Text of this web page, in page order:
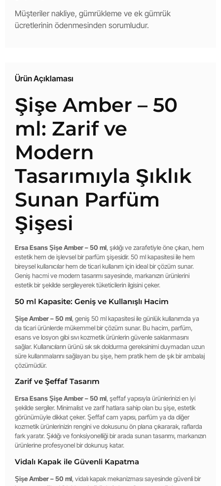
Müşteriler nakliye, gümrükleme ve ek gümrük
ücretlerinin ödenmesinden sorumludur.
Ürün Açıklaması
Şişe Amber – 50
ml: Zarif ve
Modern
Tasarımıyla Şıklık
Sunan Parfüm
Şişesi
Ersa Esans Şişe Amber – 50 ml, şıklığı ve zarafetiyle öne çıkan, hem
estetik hem de işlevsel bir parfüm şişesidir. 50 ml kapasitesi ile hem
bireysel kullanıcılar hem de ticari kullanım için ideal bir çözüm sunar.
Geniş hacmi ve modern tasarımı sayesinde, markanızın ürünlerini
estetik bir şekilde sergileyerek tüketicilerin ilgisini çeker.
50 ml Kapasite: Geniş ve Kullanışlı Hacim
Şişe Amber – 50 ml, geniş 50 ml kapasitesi ile günlük kullanımda ya
da ticari ürünlerde mükemmel bir çözüm sunar. Bu hacim, parfüm,
esans ve losyon gibi sıvı kozmetik ürünlerin güvenle saklanmasını
sağlar. Kullanıcıların ürünü sık sık doldurma gereksinimi duymadan uzun
süre kullanmalarını sağlayan bu şişe, hem pratik hem de şık bir ambalaj
çözümüdür.
Zarif ve Şeffaf Tasarım
Ersa Esans Şişe Amber – 50 ml, şeffaf yapısıyla ürünlerinizi en iyi
şekilde sergiler. Minimalist ve zarif hatlara sahip olan bu şişe, estetik
görünümüyle dikkat çeker. Şeffaf cam yapısı, parfüm ya da diğer
kozmetik ürünlerinizin rengini ve dokusunu ön plana çıkararak, raflarda
fark yaratır. Şıklığı ve fonksiyonelliği bir arada sunan tasarımı, markanızın
ürünlerine profesyonel bir dokunuş katar.
Vidalı Kapak ile Güvenli Kapatma
Şişe Amber – 50 ml, vidalı kapak mekanizması sayesinde güvenli bir